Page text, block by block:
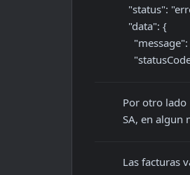
Por otro lado
SA, en algun
Las facturas